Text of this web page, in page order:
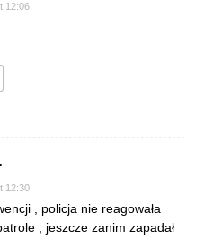
12:06
12:30
, policja nie reagowała
, jeszcze zanim zapadał